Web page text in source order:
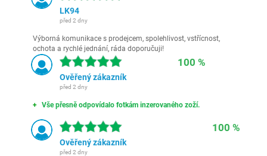
LK94
před 2 dny
Výborná komunikace s prodejcem, spolehlivost, vstřícnost,
ochota a rychlé jednání, ráda doporučuji!
100 %
Ověřený zákazník
před 2 dny
Vše přesně odpovídalo fotkám inzerovaného zoží.
100 %
Ověřený zákazník
před 2 dny